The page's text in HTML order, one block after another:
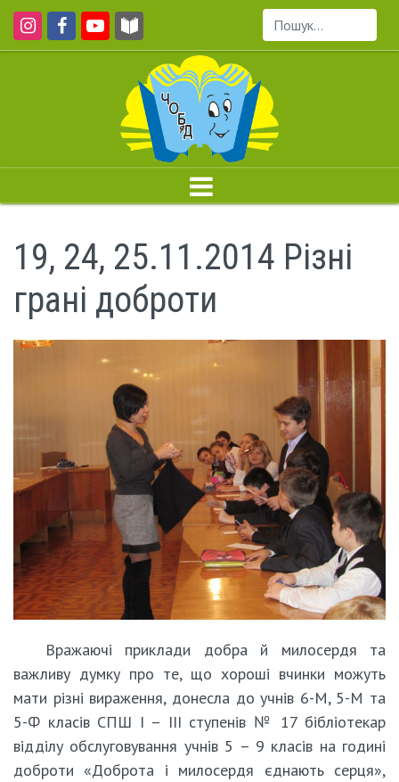
Пошук...
19, 24, 25.11.2014 Різні
грані доброти
Вражаючі приклади добра й милосердя та
важливу думку про те, що хороші вчинки можуть
мати різні вираження, донесла до учнів 6-М, 5-М та
5-Ф класів СПШ І – ІІІ ступенів № 17 бібліотекар
відділу обслуговування учнів 5 – 9 класів на годині
доброти «Доброта і милосердя єднають серця»,